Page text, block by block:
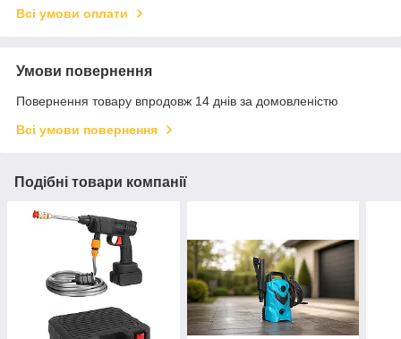
Всі умови оплати
Умови повернення
Повернення товару впродовж 14 днів за домовленістю
Всі умови повернення
Подібні товари компанії